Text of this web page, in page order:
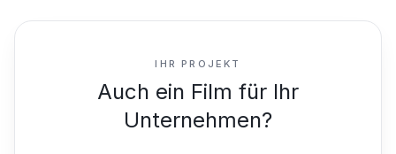
IHR PROJEKT
Auch ein Film für Ihr
Unternehmen?